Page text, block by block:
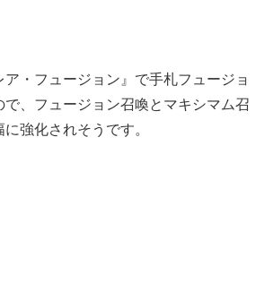
ア・フュージョン』で手札フュージョ
で、フュージョン召喚とマキシマム召
強化されそうです。